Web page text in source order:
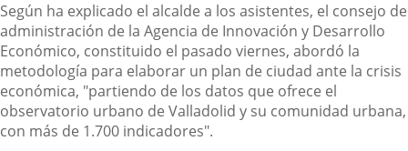
Según ha explicado el alcalde a los asistentes, el consejo de
administración de la Agencia de Innovación y Desarrollo
Económico, constituido el pasado viernes, abordó la
metodología para elaborar un plan de ciudad ante la crisis
económica, "partiendo de los datos que ofrece el
observatorio urbano de Valladolid y su comunidad urbana,
con más de 1.700 indicadores".